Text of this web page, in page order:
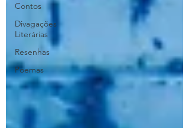
Contos
Divagações
Literárias
Resenhas
Poemas